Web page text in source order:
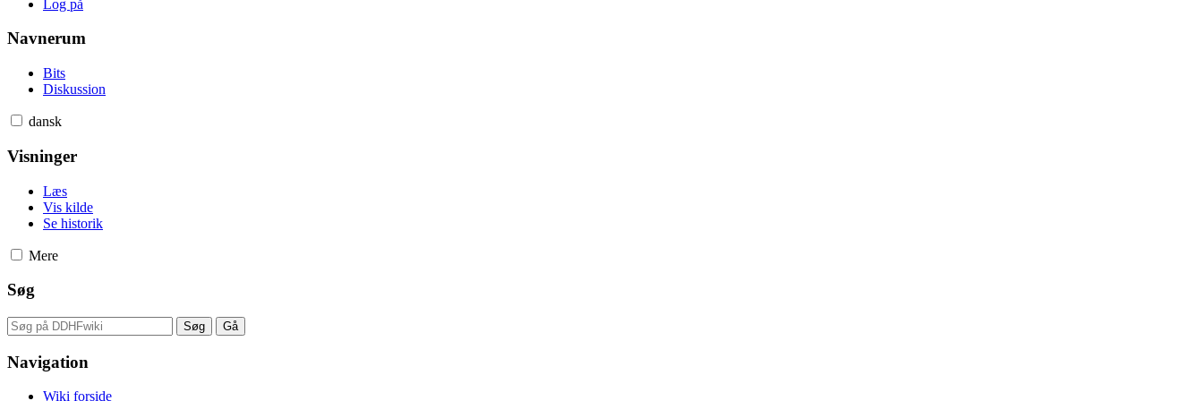
Log på
Navnerum
Bits
Diskussion
dansk
Visninger
Læs
Vis kilde
Se historik
Mere
Søg
Navigation
Wiki forside